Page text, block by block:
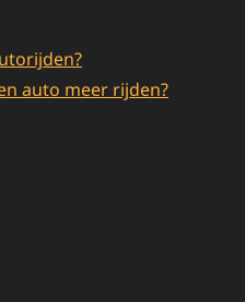
auto meer rijden?